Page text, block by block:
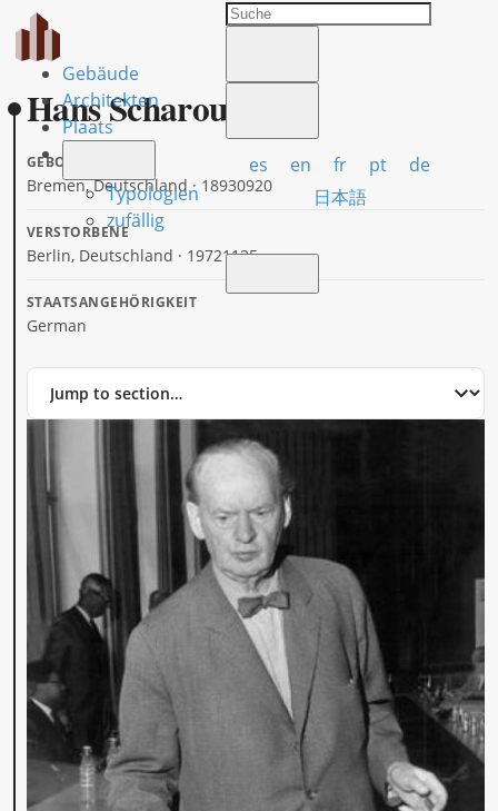
Gebäude
Architekten
Plaats
Typologien
zufällig
es en fr pt
de
日本語
Hans Scharoun
GEBOREN
Bremen, Deutschland · 18930920
VERSTORBENE
Berlin, Deutschland · 19721125
STAATSANGEHÖRIGKEIT
German
Jump
section